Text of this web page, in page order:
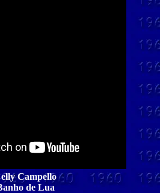
Campello
de Lua